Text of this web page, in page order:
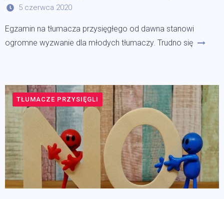
5 czerwca 2020
Egzamin na tłumacza przysięgłego od dawna stanowi
ogromne wyzwanie dla młodych tłumaczy. Trudno się
TŁUMACZE PRZYSIĘGLI